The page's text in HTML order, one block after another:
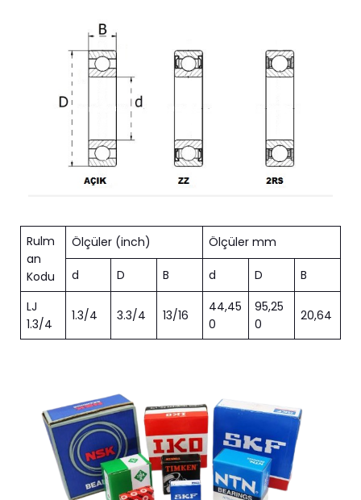
Rulm
an
Kodu
Ölçüler (inch) Ölçüler mm
d D B d D
B
LJ
1.3/4
1.3/4 3.3/4 13/16
44,45
0
95,25
0
20,64